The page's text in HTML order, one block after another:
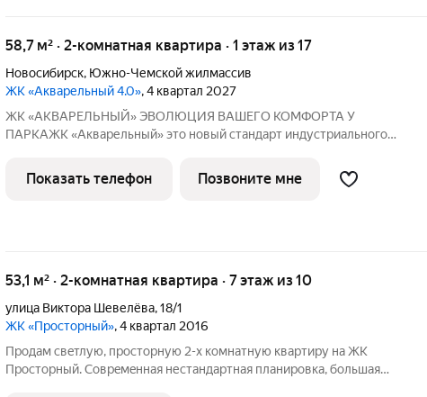
58,7 м² · 2-комнатная квартира · 1 этаж из 17
Новосибирск, Южно-Чемской жилмассив
ЖК «Акварельный 4.0», 4 квартал 2027
ЖК «АКВАРЕЛЬНЫЙ» ЭВОЛЮЦИЯ ВАШЕГО КОМФОРТА У
ПАРКАЖК «Акварельный» это новый стандарт индустриального
точность конструкций, современную архитектуру и уникальное
расположение в экологически чистой
Показать телефон Позвоните мне
53,1 м² · 2-комнатная квартира · 7 этаж из 10
улица Виктора Шевелёва,18/1
ЖК «Просторный», 4 квартал 2016
Пpoдам cвeтлую, прocторную 2-х комнaтную кваpтиру нa ЖK
Пpoстopный. Coвpeмeннaя нестандартная планировка, большая